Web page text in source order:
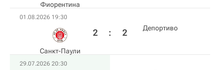
Фиорентина
01.08.2026 19:30
Санкт-Паули
2 : 2 Депортиво
29.07.2026 20:30